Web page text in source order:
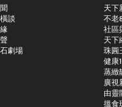
談
劇場
天下
不老
社區
天下
珠圓
健康
蒸緻
廣視
由靈
搵食